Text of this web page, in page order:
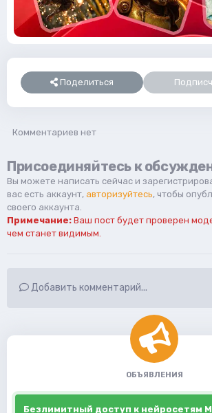
Поделиться
Комментариев нет
Присоединяйтесь к
Вы можете написать сейчас и
вас есть аккаунт, авторизуйтесь, чтобы
своего аккаунта.
Примечание: Ваш пост будет проверен
чем станет видимым.
Добавить комментарий...
ОБЪЯВЛЕНИЯ
Безлимитный доступ к нейросетям